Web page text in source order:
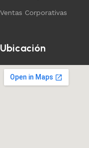
Ventas Corporativas
Ubicación